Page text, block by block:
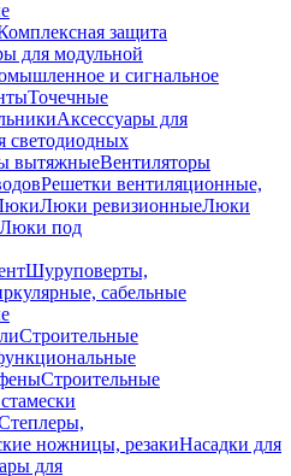
защита
для модульной
и сигнальное
Точечные
Аксессуары для
светодиодных
вытяжныеВентиляторы
Решетки вентиляционные,
Люки ревизионныеЛюки
Люки под
Шуруповерты,
сабельные
Строительные
Строительные
ножницы, резакиНасадки для
для